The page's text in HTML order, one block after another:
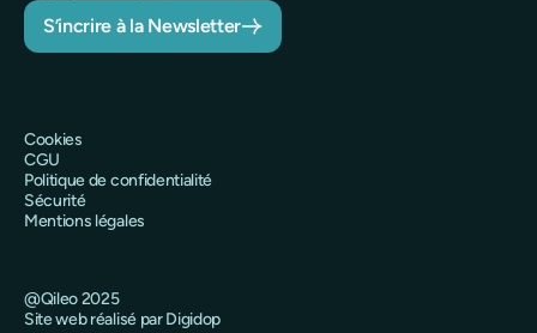
S’incrire à la Newsletter
@Qileo 2025
Site web réalisé par Digidop
Cookies
CGU
Politique de confidentialité
Sécurité
Mentions légales